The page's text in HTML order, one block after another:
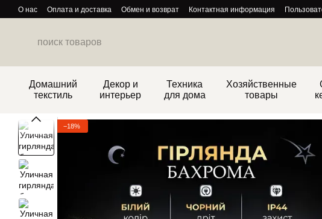
Перейти к основному контенту
О нас Оплата и доставка Обмен и возврат Контактная информация
Домашний
текстиль
Декор и
интерьер
Техника
для дома
Хозяйственные
товары
−18%